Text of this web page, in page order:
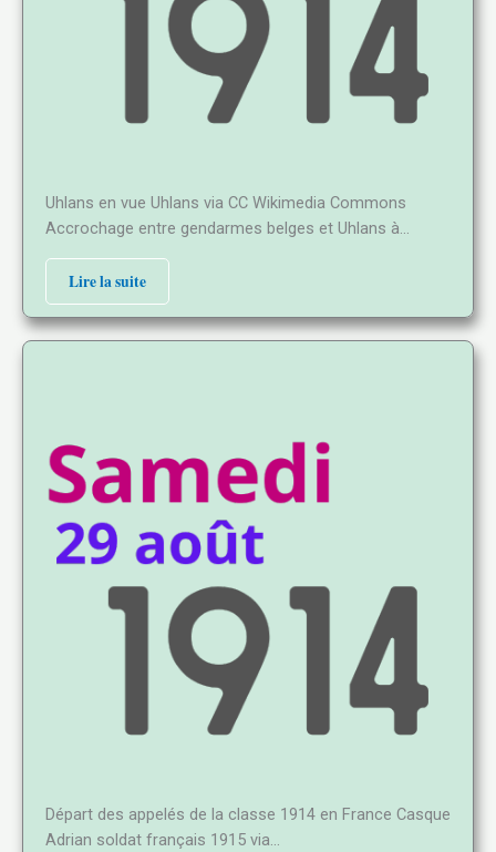
Uhlans en vue Uhlans via CC Wikimedia Commons
Accrochage entre gendarmes belges et Uhlans à…
Lire la suite
Départ des appelés de la classe 1914 en France Casque
Adrian soldat français 1915 via…